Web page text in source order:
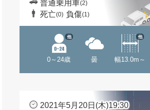
普通乗用車(2)
死亡(0) 負傷(1)
0～24歳
他
曇 幅13.0m～
他
2021年5月20日(木)19:30